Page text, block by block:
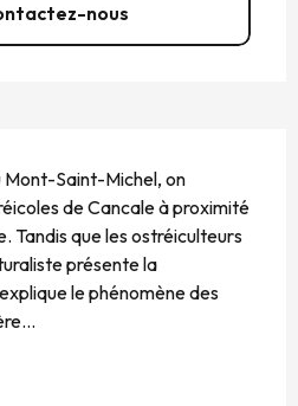
nous
Mont-Saint-Michel, on
de Cancale à proximité
Tandis que les ostréiculteurs
présente la
le phénomène des